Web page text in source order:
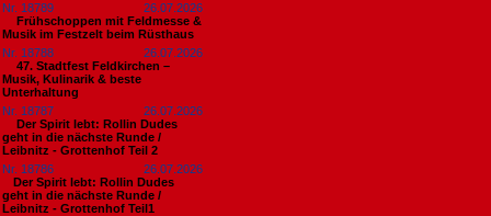
Nr. 18789
26.07.2026
Frühschoppen mit Feldmesse &
Musik im Festzelt beim Rüsthaus
Nr. 18788
26.07.2026
47. Stadtfest Feldkirchen –
Musik, Kulinarik & beste
Unterhaltung
Nr. 18787
26.07.2026
Der Spirit lebt: Rollin Dudes
geht in die nächste Runde /
Leibnitz - Grottenhof Teil 2
Nr. 18786
26.07.2026
​Der Spirit lebt: Rollin Dudes
geht in die nächste Runde /
Leibnitz - Grottenhof Teil1